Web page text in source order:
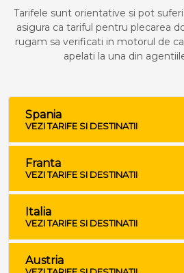
Tarifele sunt orientative si pot
asigura ca tariful pentru plecarea
rugam sa verificati in motorul de
apelati la una din
Spania
VEZI TARIFE SI DESTINATII
Franta
VEZI TARIFE SI DESTINATII
Italia
VEZI TARIFE SI DESTINATII
Austria